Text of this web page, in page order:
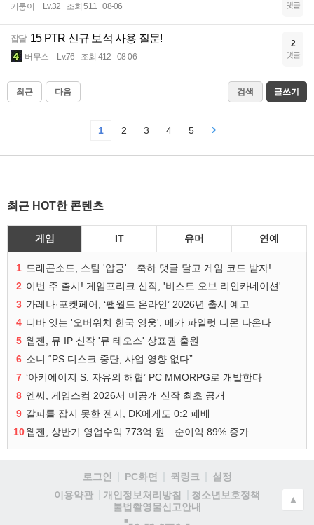
키룽이 Lv.32 조회 511 08-06 댓글
잡담 15 PTR 신규 보석 사용 질문!
버무스 Lv.76 조회 412 08-06
2
댓글
최근 다음 검색 글쓰기
1 2 3 4 5
최근 HOT한 콘텐츠
게임 IT 유머 연예
1 드래곤소드, 스팀 '압긍'…축하 댓글 달고 게임 코드 받자!
2 이번 주 출시! 게임프리크 신작, '비스트 오브 리인카네이션'
3 가레나·포켓페어, ‘팰월드 온라인’ 2026년 출시 예고
4 디바 잇는 '오버워치 한국 영웅', 메카 파일럿 디몬 나온다
5 웹젠, 뮤 IP 신작 '뮤 테오스' 상표권 출원
6 소니 “PS 디스크 중단, 사업 영향 없다”
7 ‘아키에이지 S: 자유의 해협’ PC MMORPG로 개발한다
8 엔씨, 게임스컴 2026서 미공개 신작 최초 공개
9 갈피를 잡지 못한 젠지, DK에게도 0:2 패배
10웹젠, 상반기 영업수익 773억 원…순이익 89% 증가
로그인 PC화면 퀵링크
설정
이용약관
개인정보처리방침
청소년보호정책
불법촬영물신고안내
▲